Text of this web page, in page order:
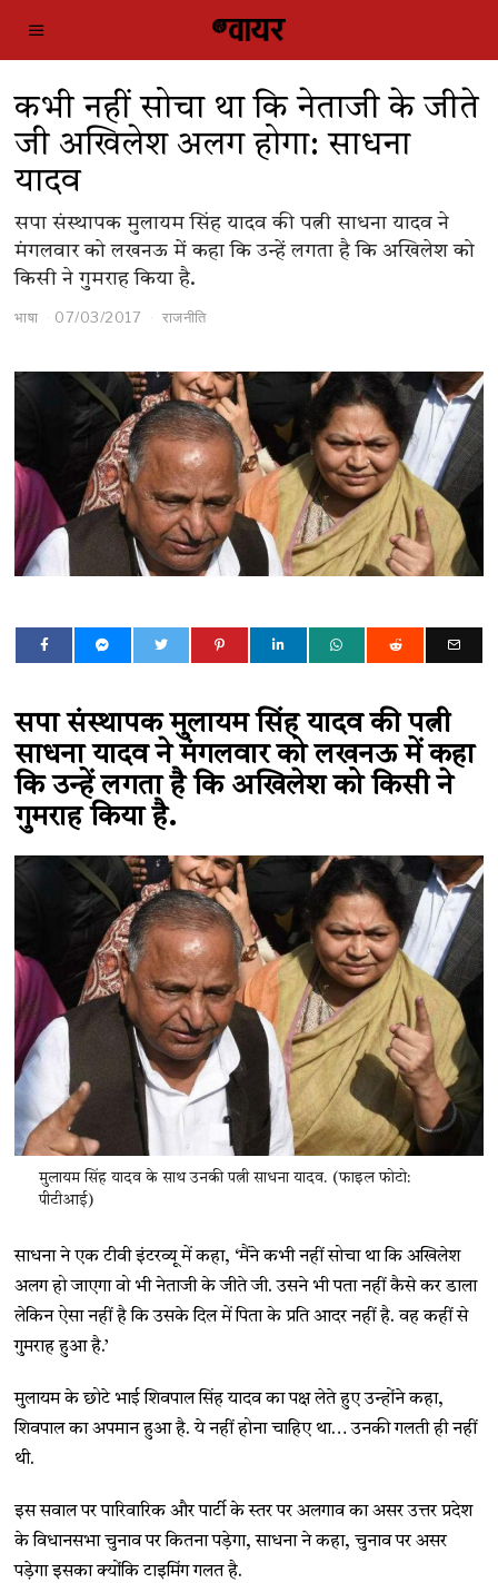
कभी नहीं सोचा था कि नेताजी के जीते
जी अखिलेश अलग होगा: साधना
यादव
सपा संस्थापक मुलायम सिंह यादव की पत्नी साधना यादव ने
मंगलवार को लखनऊ में कहा कि उन्हें लगता है कि अखिलेश को
किसी ने गुमराह किया है.
भाषा 07/03/2017 राजनीति
सपा संस्थापक मुलायम सिंह यादव की पत्नी
साधना यादव ने मंगलवार को लखनऊ में कहा
कि उन्हें लगता है कि अखिलेश को किसी ने
गुमराह किया है.
मुलायम सिंह यादव के साथ उनकी पत्नी साधना यादव. (फाइल फोटो:
पीटीआई)
साधना ने एक टीवी इंटरव्यू में कहा, ‘मैंने कभी नहीं सोचा था कि अखिलेश
अलग हो जाएगा वो भी नेताजी के जीते जी. उसने भी पता नहीं कैसे कर डाला
लेकिन ऐसा नहीं है कि उसके दिल में पिता के प्रति आदर नहीं है. वह कहीं से
गुमराह हुआ है.’
मुलायम के छोटे भाई शिवपाल सिंह यादव का पक्ष लेते हुए उन्होंने कहा,
शिवपाल का अपमान हुआ है. ये नहीं होना चाहिए था… उनकी गलती ही नहीं
थी.
इस सवाल पर पारिवारिक और पार्टी के स्तर पर अलगाव का असर उत्तर प्रदेश
के विधानसभा चुनाव पर कितना पड़ेगा, साधना ने कहा, चुनाव पर असर
पड़ेगा इसका क्योंकि टाइमिंग गलत है.